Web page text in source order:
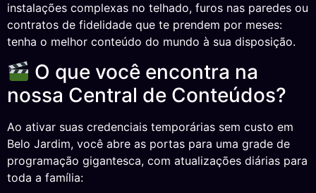
instalações complexas no telhado, furos nas paredes ou
contratos de fidelidade que te prendem por meses:
tenha o melhor conteúdo do mundo à sua disposição.
O que você encontra na
nossa Central de Conteúdos?
Ao ativar suas credenciais temporárias sem custo em
Belo Jardim, você abre as portas para uma grade de
programação gigantesca, com atualizações diárias para
toda a família: